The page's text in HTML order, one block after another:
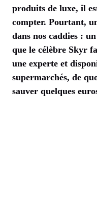
produits de luxe, il
compter. Pourtant,
dans nos caddies :
que le célèbre Skyr
une experte et
supermarchés, de
sauver quelques